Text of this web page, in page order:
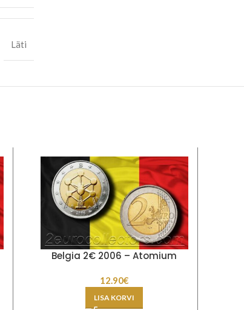
Läti
Belgia 2€ 2006 – Atomium
12.90€
LISA KORVI